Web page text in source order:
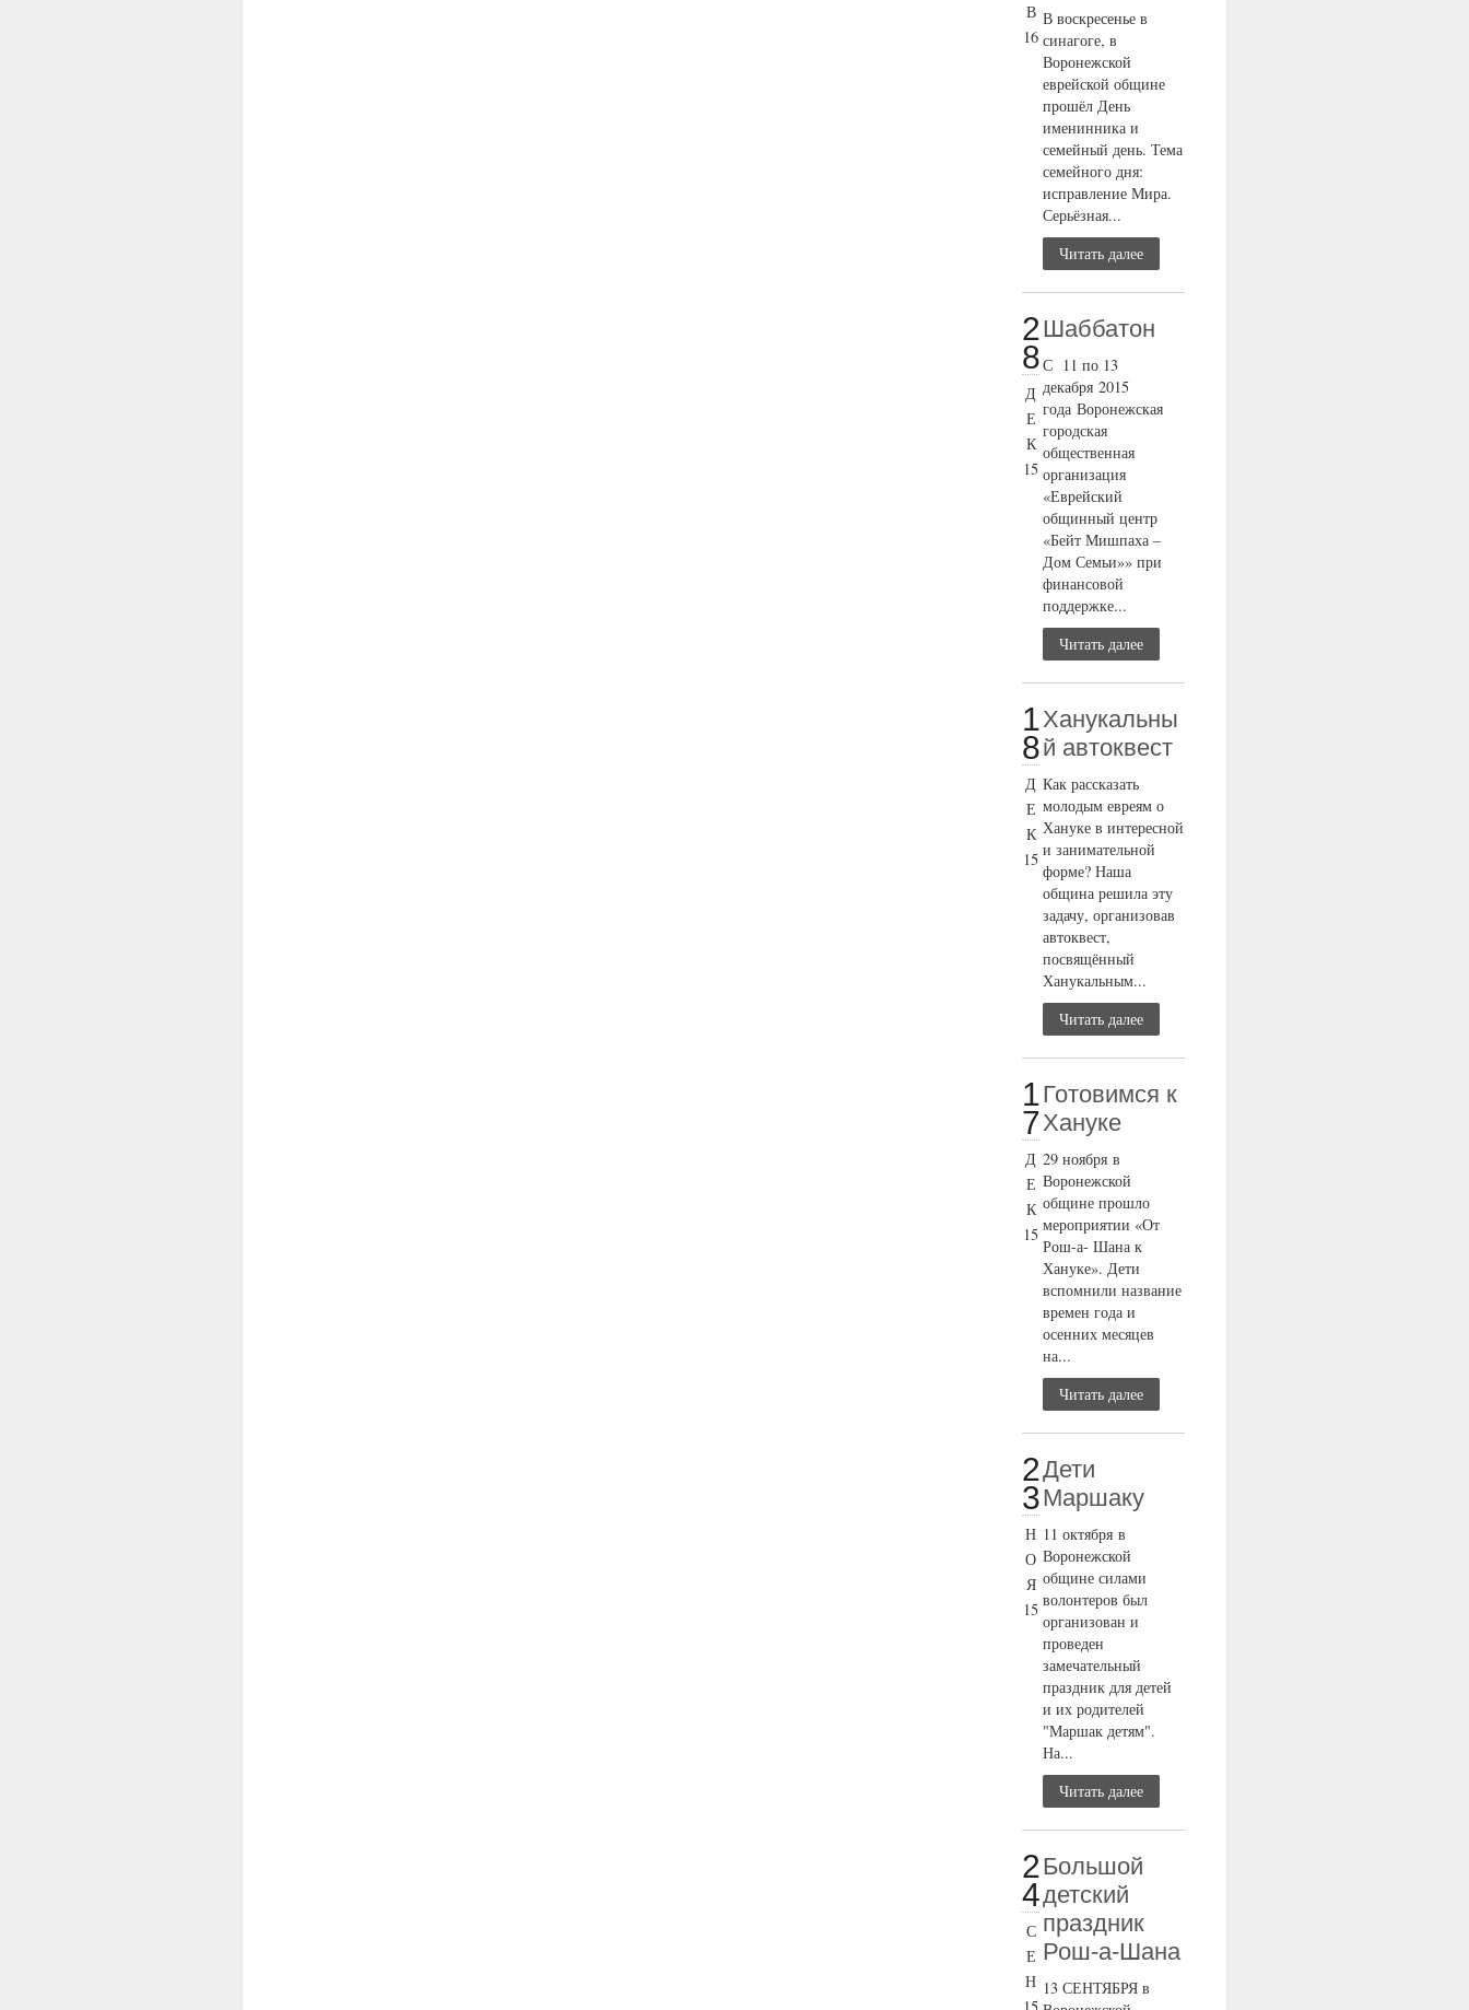
В
16
В воскресенье в
синагоге, в
Воронежской
еврейской общине
прошёл День
именинника и
семейный день. Тема
семейного дня:
исправление Мира.
Серьёзная...
Читать далее
2
8
Д
Е
К
15
Шаббатон
С 11 по 13
декабря 2015
года Воронежская
городская
общественная
организация
«Еврейский
общинный центр
«Бейт Мишпаха –
Дом Семьи»» при
финансовой
поддержке...
Читать далее
1
8
Д
Е
К
15
Ханукальны
й автоквест
Как рассказать
молодым евреям о
Хануке в интересной
и занимательной
форме? Наша
община решила эту
задачу, организовав
автоквест,
посвящённый
Ханукальным...
Читать далее
1
7
Д
Е
К
15
Готовимся к
Хануке
29 ноября в
Воронежской
общине прошло
мероприятии «От
Рош-а- Шана к
Хануке». Дети
вспомнили название
времен года и
осенних месяцев
на...
Читать далее
2
3
Н
О
Я
15
Дети
Маршаку
11 октября в
Воронежской
общине силами
волонтеров был
организован и
проведен
замечательный
праздник для детей
и их родителей
"Маршак детям".
На...
Читать далее
2
4
С
Е
Н
Большой
детский
праздник
Рош-а-Шана
13 СЕНТЯБРЯ в